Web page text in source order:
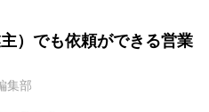
）でも依頼ができる営業
集部